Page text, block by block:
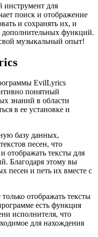
для
поиск и отображение
и сохранять их, и
дополнительных функций.
музыкальный опыт!
EvilLyrics
понятный
знаний в области
в ее установке и
базу данных,
песен, что
отображать тексты для
Благодаря этому вы
песен и петь их вместе с
отображать тексты
есть функция
исполнителя, что
для нахождения